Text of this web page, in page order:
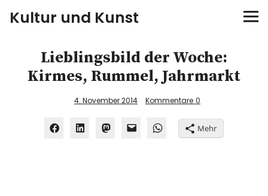
Kultur und Kunst
kultur & kunst
Ausstellungen
Lieblingsbild der Woche:
Kirmes, Rummel, Jahrmarkt
4. November 2014 Kommentare 0
Mehr